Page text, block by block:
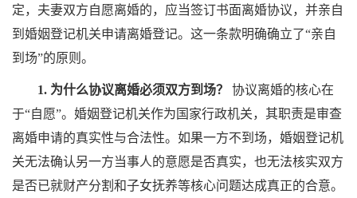
定，夫妻双方自愿离婚的，应当签订书面离婚协议，并亲自
到婚姻登记机关申请离婚登记。这一条款明确确立了“亲自
到场”的原则。
1. 为什么协议离婚必须双方到场？
协议离婚的核心在
于“自愿”。婚姻登记机关作为国家行政机关，其职责是审查
离婚申请的真实性与合法性。如果一方不到场，婚姻登记机
关无法确认另一方当事人的意愿是否真实，也无法核实双方
是否已就财产分割和子女抚养等核心问题达成真正的合意。